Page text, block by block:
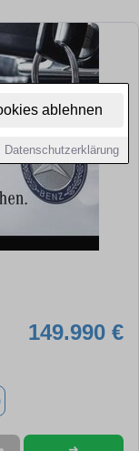
ablehnen
Datenschutzerklärung
149.990 €